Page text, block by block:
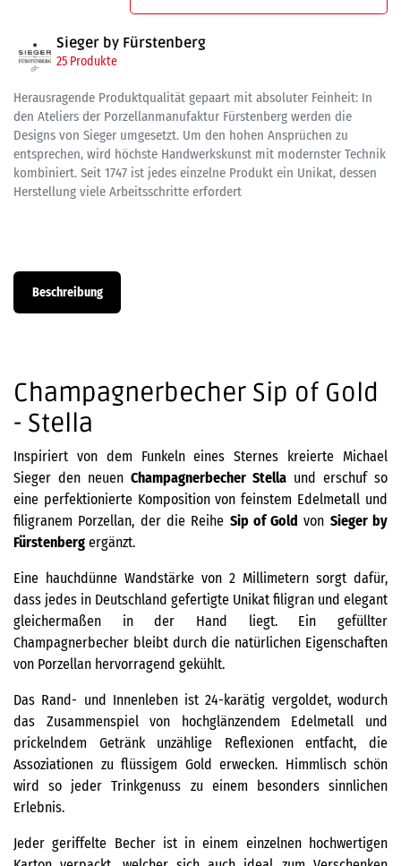
Sieger by Fürstenberg
25 Produkte
Herausragende Produktqualität gepaart mit absoluter Feinheit: In
den Ateliers der Porzellanmanufaktur Fürstenberg werden die
Designs von Sieger umgesetzt. Um den hohen Ansprüchen zu
entsprechen, wird höchste Handwerkskunst mit modernster Technik
kombiniert. Seit 1747 ist jedes einzelne Produkt ein Unikat, dessen
Herstellung viele Arbeitsschritte erfordert
Beschreibung
Champagnerbecher Sip of Gold
- Stella
Inspiriert von dem Funkeln eines Sternes kreierte Michael
Sieger den neuen Champagnerbecher Stella und erschuf so
eine perfektionierte Komposition von feinstem Edelmetall und
filigranem Porzellan, der die Reihe Sip of Gold von Sieger by
Fürstenberg ergänzt.
Eine hauchdünne Wandstärke von 2 Millimetern sorgt dafür,
dass jedes in Deutschland gefertigte Unikat filigran und elegant
gleichermaßen in der Hand liegt. Ein gefüllter
Champagnerbecher bleibt durch die natürlichen Eigenschaften
von Porzellan hervorragend gekühlt.
Das Rand- und Innenleben ist 24-karätig vergoldet, wodurch
das Zusammenspiel von hochglänzendem Edelmetall und
prickelndem Getränk unzählige Reflexionen entfacht, die
Assoziationen zu flüssigem Gold erwecken. Himmlisch schön
wird so jeder Trinkgenuss zu einem besonders sinnlichen
Erlebnis.
Jeder geriffelte Becher ist in einem einzelnen hochwertigen